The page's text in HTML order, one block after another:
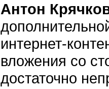
Антон
интернет-
вложения со
достаточно